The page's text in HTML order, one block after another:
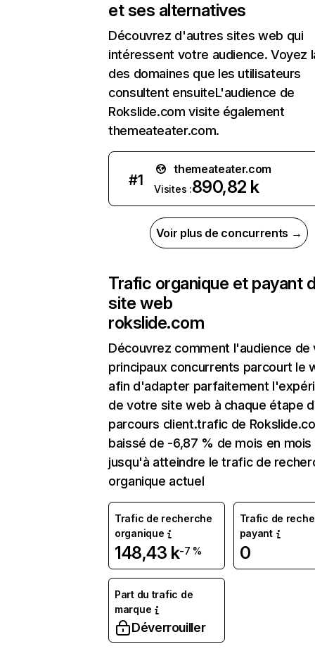
et ses alternatives
Découvrez d'autres sites web qui
intéressent votre audience. Voyez
des domaines que les utilisateurs
consultent ensuiteL'audience de
Rokslide.com visite également
themeateater.com.
#1
themeateater.com
Visites :890,82 k
Voir plus de concurrents →
Trafic organique et payant
site web
rokslide.com
Découvrez comment l'audience de
principaux concurrents parcourt le
afin d'adapter parfaitement
de votre site web à chaque étape
parcours client.trafic de
baissé de -6,87 % de mois en mois
jusqu'à atteindre le trafic de
organique actuel
Trafic de recherche
organique
148,43 k-7 %
Trafic de
payant
0
Part du trafic de
marque
Déverrouiller